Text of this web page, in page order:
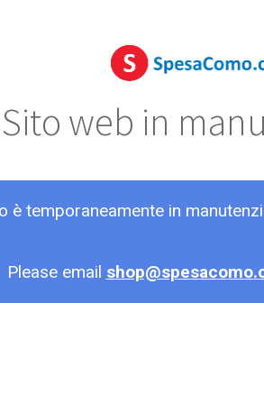
Sito web in
è temporaneamente in
Please email